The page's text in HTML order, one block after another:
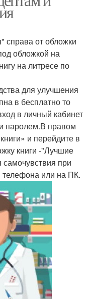
справа от обложки
обложкой на
на литресе по
для улучшения
в бесплатно то
в личный кабинет
паролем.В правом
и перейдите в
книги -"Лучшие
при
телефона или на ПК.